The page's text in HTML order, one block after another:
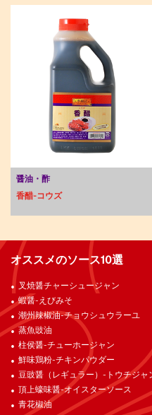
醤油・酢
香醋-コウズ
オススメのソース10選
叉焼醤チャーシュージャン
蝦醤-えびみそ
潮州辣椒油-チョウシュウラーユ
蒸魚豉油
柱侯醤-チューホージャン
鮮味鶏粉-チキンパウダー
豆豉醤（レギュラー）-トウチジャ
頂上蠔味醤-オイスターソース
青花椒油